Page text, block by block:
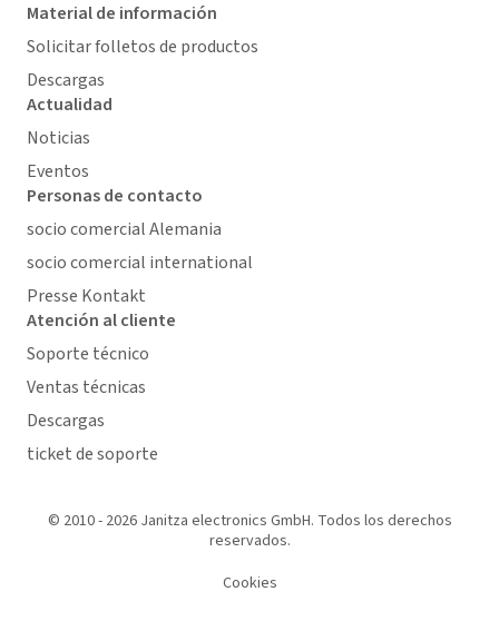
Material de información
Solicitar folletos de productos
Descargas
Actualidad
Noticias
Eventos
Personas de contacto
socio comercial Alemania
socio comercial international
Presse Kontakt
Atención al cliente
Soporte técnico
Ventas técnicas
Descargas
ticket de soporte
© 2010 - 2026 Janitza electronics GmbH. Todos los derechos
reservados.
Cookies